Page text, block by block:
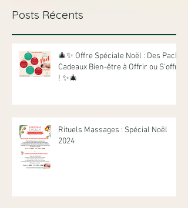
Posts Récents
🎄✨ Offre Spéciale Noël : Des Packs
Cadeaux Bien-être à Offrir ou S'offrir
! ✨🎄
Rituels Massages : Spécial Noël
2024